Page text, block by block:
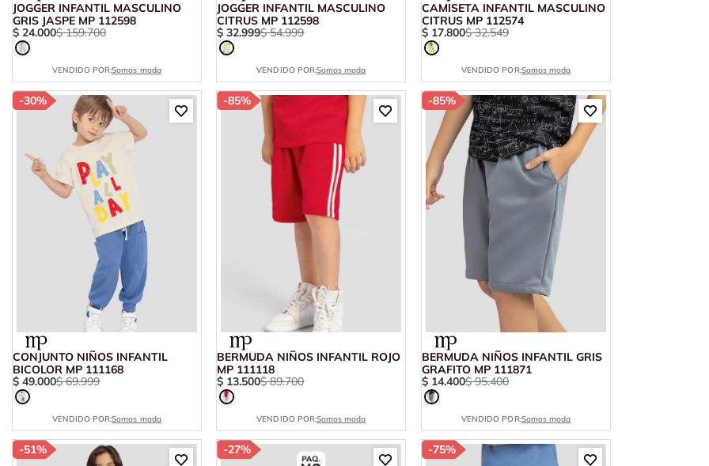
JOGGER INFANTIL MASCULINO
GRIS JASPE MP 112598
$ 24.000$ 159.700
VENDIDO POR:Somos moda
JOGGER INFANTIL MASCULINO
CITRUS MP 112598
$ 32.999$ 54.999
VENDIDO POR:Somos moda
CAMISETA INFANTIL MASCULINO
CITRUS MP 112574
$ 17.800$ 32.549
VENDIDO POR:Somos moda
-30%
CONJUNTO NIÑOS INFANTIL
BICOLOR MP 111168
$ 49.000$ 69.999
VENDIDO POR:Somos moda
-85%
BERMUDA NIÑOS INFANTIL ROJO
MP 111118
$ 13.500$ 89.700
VENDIDO POR:Somos moda
-85%
BERMUDA NIÑOS INFANTIL GRIS
GRAFITO MP 111871
$ 14.400$ 95.400
VENDIDO POR:Somos moda
-51% -27% -75%